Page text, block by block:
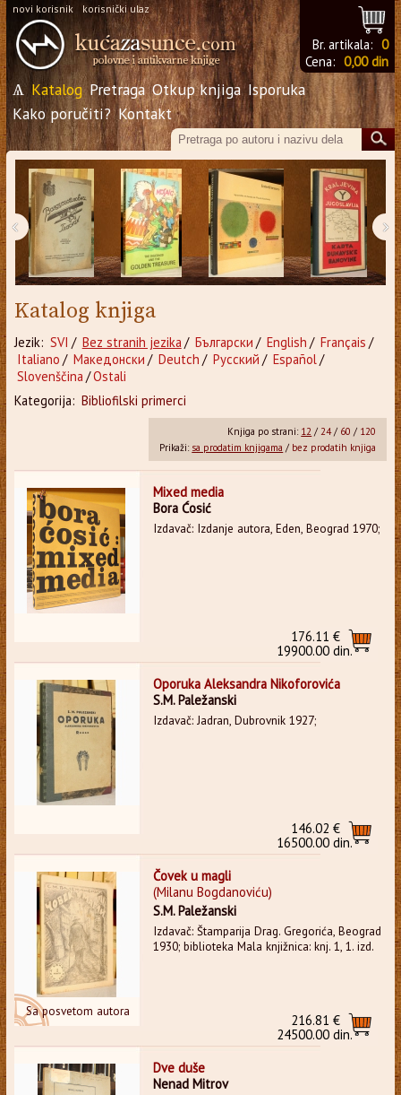
novi korisnik korisnički ulaz
Br. artikala: 0
Cena: 0,00 din
Ѧ Katalog Pretraga Otkup knjiga Isporuka
Kako poručiti? Kontakt
‹ ›
Katalog knjiga
Jezik: SVI / Bez stranih jezika / Български / English / Français /
Italiano / Македонски / Deutch / Русский / Español/
Slovenščina /Ostali
Kategorija: Bibliofilski primerci
Knjiga po strani: 12 /24/ 60 / 120
Prikaži: sa prodatim knjigama / bez prodatih knjiga
Mixed media
Bora Ćosić
Izdavač: Izdanje autora, Eden, Beograd 1970;
176.11 €
19900.00 din.
Oporuka Aleksandra Nikoforovića
S.M. Paležanski
Izdavač: Jadran, Dubrovnik 1927;
146.02 €
16500.00 din.
Čovek u magli
(Milanu Bogdanoviću)
S.M. Paležanski
Sa posvetom autora
Izdavač: Štamparija Drag. Gregorića, Beograd
1930; biblioteka Mala knjižnica: knj. 1, 1. izd.
216.81 €
24500.00 din.
Dve duše
Nenad Mitrov